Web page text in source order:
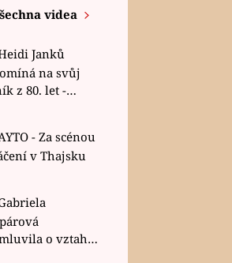
videa
na svůj
z 80. let -
v Thajsku
o vztahu